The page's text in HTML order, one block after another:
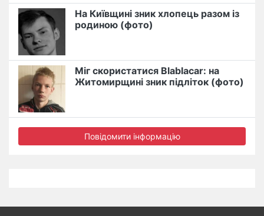
На Київщині зник хлопець разом із
родиною (фото)
Міг скористатися Blablacar: на
Житомирщині зник підліток (фото)
Повідомити інформацію